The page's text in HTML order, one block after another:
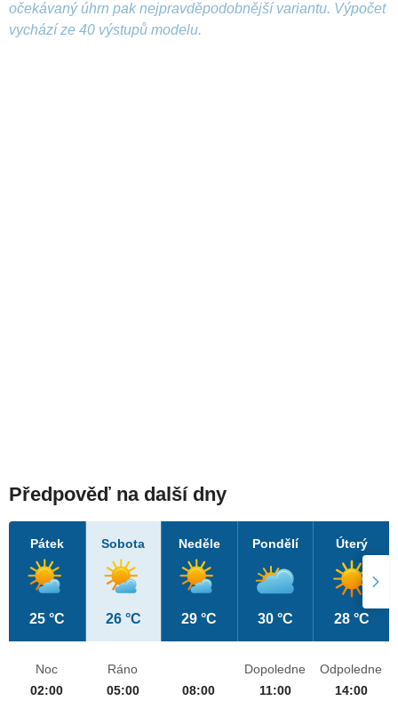
očekávaný úhrn pak nejpravděpodobnější variantu. Výpočet
vychází ze 40 výstupů modelu.
Předpověď na další dny
Pátek
25 °C
Sobota
26 °C
Neděle
29 °C
Pondělí
30 °C
Úterý
28 °C
Noc
02:00
Ráno
05:00
08:00
Dopoledne
11:00
Odpoledne
14:00